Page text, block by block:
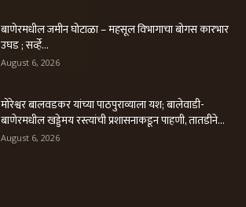
बाणेरमधील जमीन घोटाळा – महसूल विभागाचा बोगस कारभार
उघड ; सर्व्हे...
August 6, 2026
मोरेश्वर बालवडकर यांच्या पाठपुराव्याला यश; बालेवाडी-
बाणेरमधील खड्डेमय रस्त्यांची प्रशासनाकडून पाहणी, तातडीने...
August 6, 2026